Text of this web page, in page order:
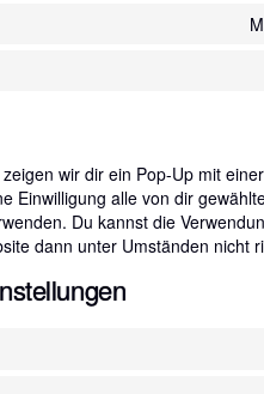
wir dir ein Pop-Up mit
Einwilligung alle von dir
Du kannst die
dann unter Umständen nicht